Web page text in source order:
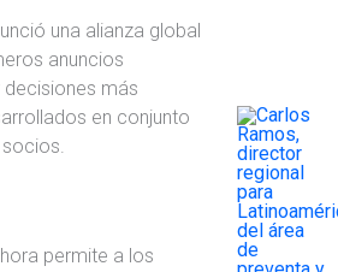
una alianza global
anuncios
más
en conjunto
permite a los